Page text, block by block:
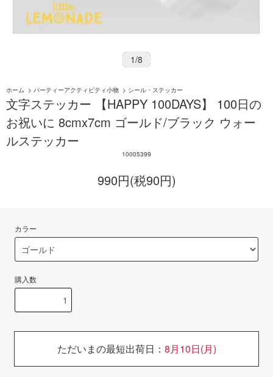
1/8
ホーム > パーティーアクティビティ小物 > シール・ステッカー
文字ステッカー 【HAPPY 100DAYS】 100日の
お祝いに 8cmx7cm ゴールド/ブラック ウォー
ルステッカー
10005399
990円(税90円)
カラー
購入数
ただいまの最短出荷日： 8月10日(月)